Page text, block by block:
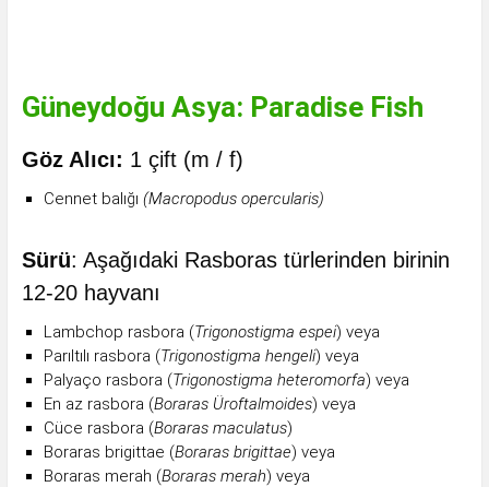
Güneydoğu Asya: Paradise Fish
Göz Alıcı: 1 çift (m / f)
Cennet balığı (Macropodus opercularis)
Sürü: Aşağıdaki Rasboras türlerinden birinin
12-20 hayvanı
Lambchop rasbora (Trigonostigma espei) veya
Parıltılı rasbora (Trigonostigma hengeli) veya
Palyaço rasbora (Trigonostigma heteromorfa) veya
En az rasbora (Boraras Üroftalmoides) veya
Cüce rasbora (Boraras maculatus)
Boraras brigittae (Boraras brigittae) veya
Boraras merah (Boraras merah) veya